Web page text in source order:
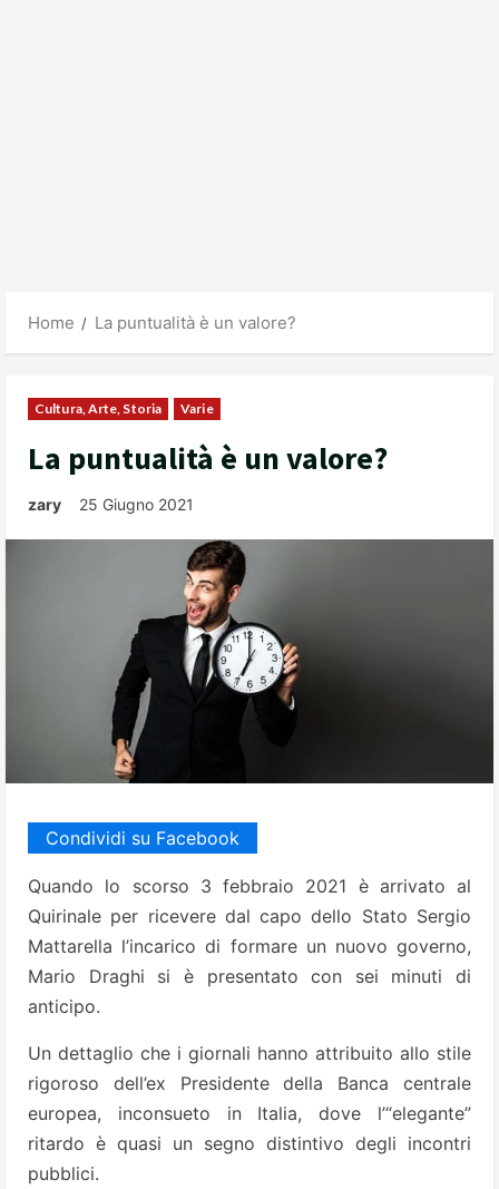
Home La puntualità è un valore?
Cultura, Arte, Storia Varie
La puntualità è un valore?
zary 25 Giugno 2021
Condividi su Facebook
Quando lo scorso 3 febbraio 2021 è arrivato al
Quirinale per ricevere dal capo dello Stato Sergio
Mattarella l’incarico di formare un nuovo governo,
Mario Draghi si è presentato con sei minuti di
anticipo.
Un dettaglio che i giornali hanno attribuito allo stile
rigoroso dell’ex Presidente della Banca centrale
europea, inconsueto in Italia, dove l’“elegante”
ritardo è quasi un segno distintivo degli incontri
pubblici.